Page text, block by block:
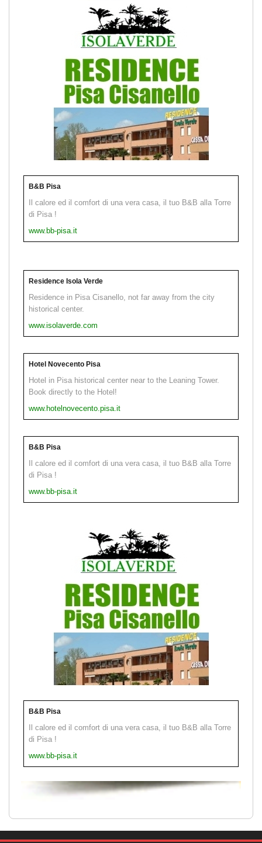
B&B Pisa
Il calore ed il comfort di una vera casa, il tuo B&B alla Torre
di Pisa !
www.bb-pisa.it
Residence Isola Verde
Residence in Pisa Cisanello, not far away from the city
historical center.
www.isolaverde.com
Hotel Novecento Pisa
Hotel in Pisa historical center near to the Leaning Tower.
Book directly to the Hotel!
www.hotelnovecento.pisa.it
B&B Pisa
Il calore ed il comfort di una vera casa, il tuo B&B alla Torre
di Pisa !
www.bb-pisa.it
B&B Pisa
Il calore ed il comfort di una vera casa, il tuo B&B alla Torre
di Pisa !
www.bb-pisa.it